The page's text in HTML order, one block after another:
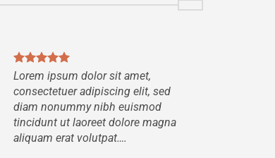
Lorem ipsum dolor sit amet,
consectetuer adipiscing elit, sed
diam nonummy nibh euismod
tincidunt ut laoreet dolore magna
aliquam erat volutpat….